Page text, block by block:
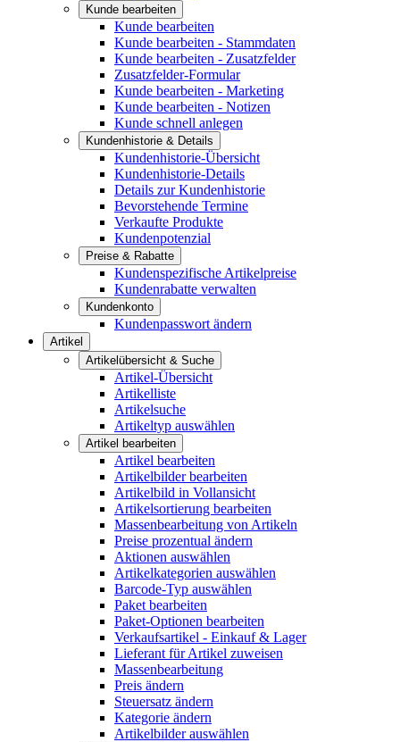
Kunde bearbeiten
Kunde bearbeiten
Kunde bearbeiten - Stammdaten
Kunde bearbeiten - Zusatzfelder
Zusatzfelder-Formular
Kunde bearbeiten - Marketing
Kunde bearbeiten - Notizen
Kunde schnell anlegen
Kundenhistorie & Details
Kundenhistorie-Übersicht
Kundenhistorie-Details
Details zur Kundenhistorie
Bevorstehende Termine
Verkaufte Produkte
Kundenpotenzial
Preise & Rabatte
Kundenspezifische Artikelpreise
Kundenrabatte verwalten
Kundenkonto
Kundenpasswort ändern
Artikel
Artikelübersicht & Suche
Artikel-Übersicht
Artikelliste
Artikelsuche
Artikeltyp auswählen
Artikel bearbeiten
Artikel bearbeiten
Artikelbilder bearbeiten
Artikelbild in Vollansicht
Artikelsortierung bearbeiten
Massenbearbeitung von Artikeln
Preise prozentual ändern
Aktionen auswählen
Artikelkategorien auswählen
Barcode-Typ auswählen
Paket bearbeiten
Paket-Optionen bearbeiten
Verkaufsartikel - Einkauf & Lager
Lieferant für Artikel zuweisen
Massenbearbeitung
Preis ändern
Steuersatz ändern
Kategorie ändern
Artikelbilder auswählen